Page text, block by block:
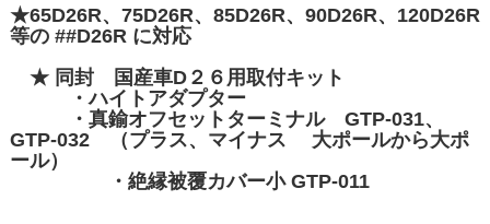
★65D26R、75D26R、85D26R、90D26R、120D26R
等の ##D26R に対応
★ 同封 国産車D２６用取付キット
・ハイトアダプター
・真鍮オフセットターミナル GTP-031、
GTP-032 （プラス、マイナス 大ポールから大ポ
ール）
・絶縁被覆カバー小 GTP-011